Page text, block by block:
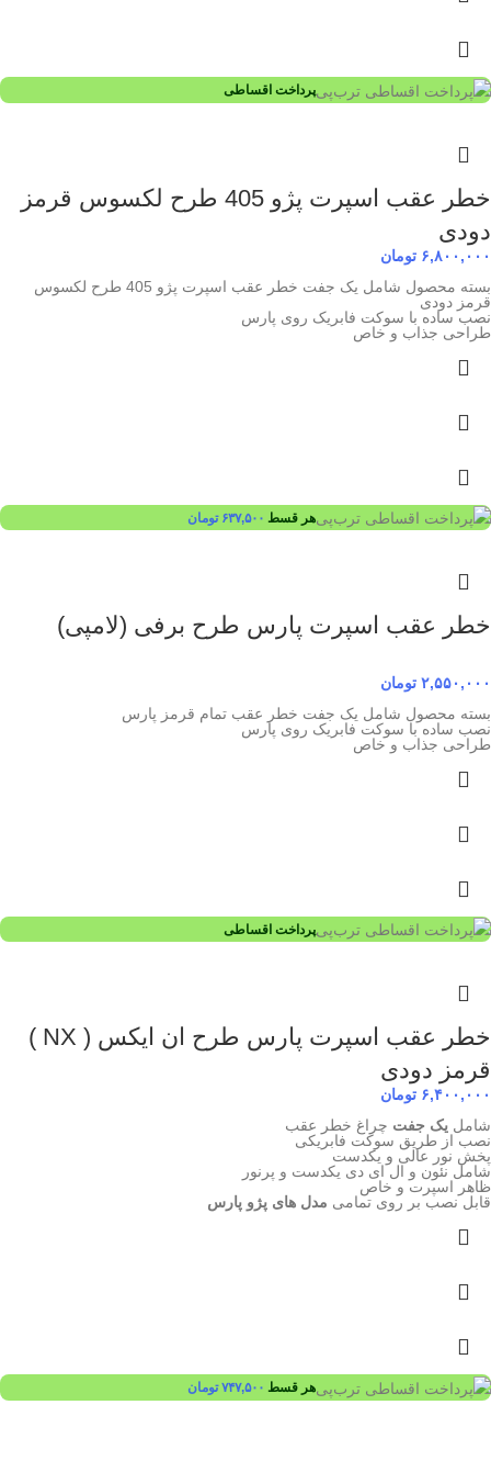
پرداخت اقساطی
خطر عقب اسپرت پژو 405 طرح لکسوس قرمز
دودی
۶,۸۰۰,۰۰۰ تومان
بسته محصول شامل یک جفت خطر عقب اسپرت پژو 405 طرح لکسوس
قرمز دودی
نصب ساده با سوکت فابریک روی پارس
طراحی جذاب و خاص
هر قسط ۶۳۷,۵۰۰ تومان
خطر عقب اسپرت پارس طرح برفی (لامپی)
۲,۵۵۰,۰۰۰ تومان
بسته محصول شامل یک جفت خطر عقب تمام قرمز پارس
نصب ساده با سوکت فابریک روی پارس
طراحی جذاب و خاص
پرداخت اقساطی
خطر عقب اسپرت پارس طرح ان ایکس ( NX )
قرمز دودی
۶,۴۰۰,۰۰۰ تومان
شامل یک جفت چراغ خطر عقب
نصب از طریق سوکت فابریکی
پخش نور عالی و یکدست
شامل نئون و ال ای دی یکدست و پرنور
ظاهر اسپرت و خاص
قابل نصب بر روی تمامی مدل های پژو پارس
هر قسط ۷۴۷,۵۰۰ تومان